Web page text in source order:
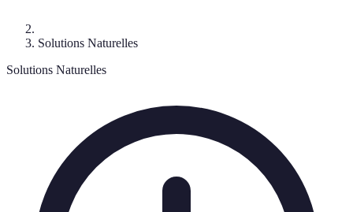
Solutions Naturelles
Solutions Naturelles